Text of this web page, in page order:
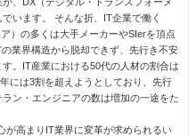
います。 そんな折、IT企業で働く
ア）の多くは大手メーカーやSIerを頂点
業界構造から脱却できず、先行き不安
。IT産業における50代の人材の割合は
には3割を超えようとしており、先行
ン・エンジニアの数は増加の一途をた
が高まりIT業界に変革が求められるい